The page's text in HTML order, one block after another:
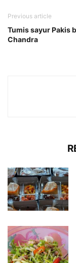
Previous article
Tumis sayur Pakis
Chandra